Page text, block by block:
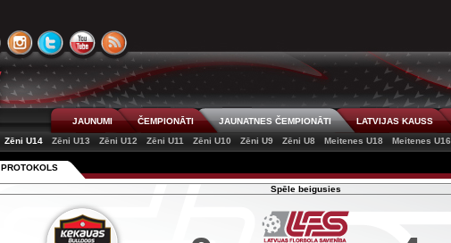
JAUNUMI ČEMPIONĀTI JAUNATNES ČEMPIONĀTI LATVIJAS KAUSS
Zēni U14 Zēni U13 Zēni U12 Zēni U11 Zēni U10 Zēni U9 Zēni U8 Meitenes U18 Meitenes U16
PROTOKOLS
Spēle beigusies